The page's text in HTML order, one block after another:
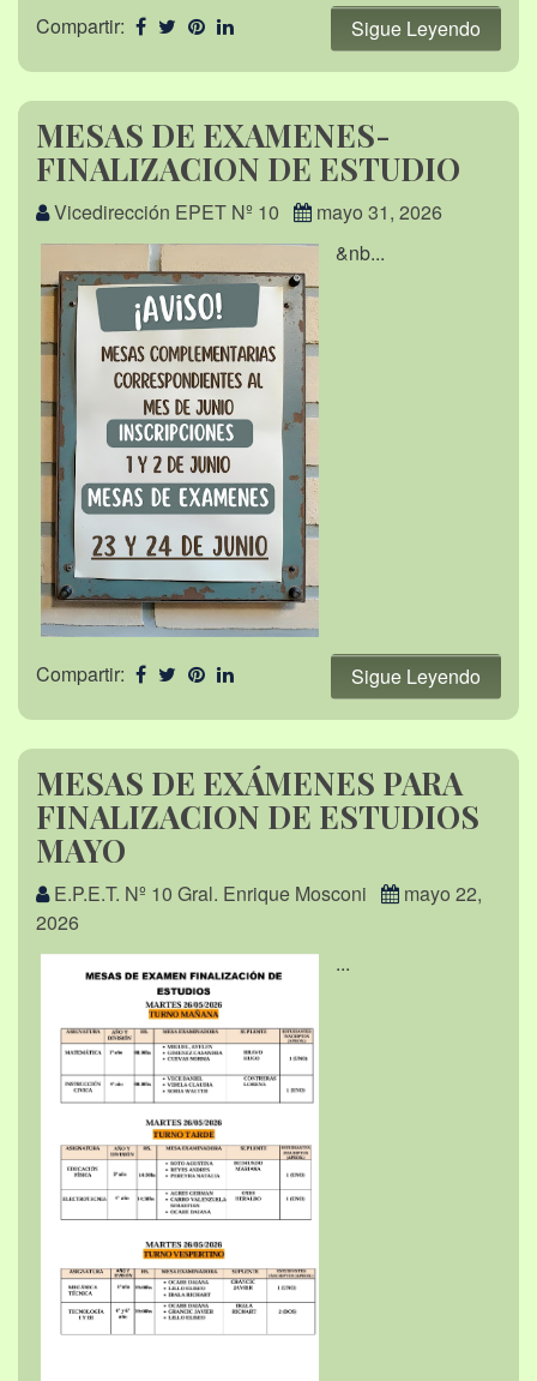
Compartir:
Sigue Leyendo
MESAS DE EXAMENES-
FINALIZACION DE ESTUDIO
Vicedirección EPET Nº 10
mayo 31, 2026
&nb...
Compartir: Sigue Leyendo
MESAS DE EXÁMENES PARA
FINALIZACION DE ESTUDIOS
MAYO
E.P.E.T. Nº 10 Gral. Enrique Mosconi
mayo 22,
2026
...